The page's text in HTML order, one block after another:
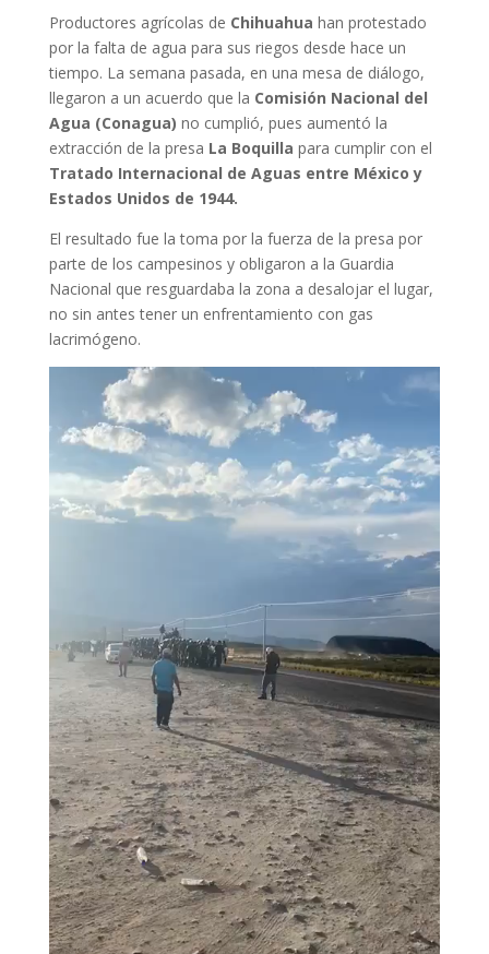
Productores agrícolas de Chihuahua han protestado
por la falta de agua para sus riegos desde hace un
tiempo. La semana pasada, en una mesa de diálogo,
llegaron a un acuerdo que la Comisión Nacional del
Agua (Conagua) no cumplió, pues aumentó la
extracción de la presa La Boquilla para cumplir con el
Tratado Internacional de Aguas entre México y
Estados Unidos de 1944.
El resultado fue la toma por la fuerza de la presa por
parte de los campesinos y obligaron a la Guardia
Nacional que resguardaba la zona a desalojar el lugar,
no sin antes tener un enfrentamiento con gas
lacrimógeno.